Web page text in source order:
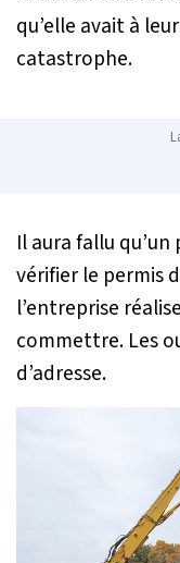
qu’elle avait à
catastrophe.
Il aura fallu
vérifier le permis
l’entreprise
commettre. Les
d’adresse.